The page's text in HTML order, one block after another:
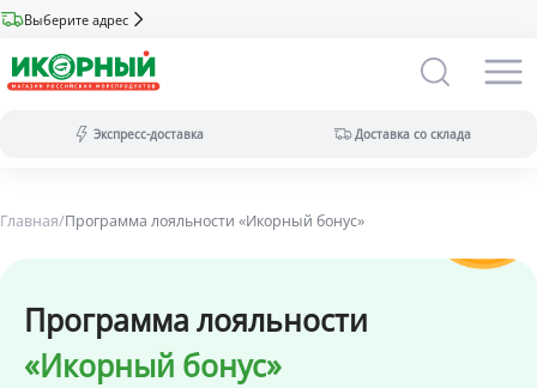
Выберите адрес
Экспресс-доставка Доставка со склада
Экспресс-доставка:за 2 часа из магазина (ассортимент
(максимальный ассортимент).
Доступны все виды оплат.
Главная/Программа лояльности «Икорный бонус»
Программа лояльности
«Икорный бонус»